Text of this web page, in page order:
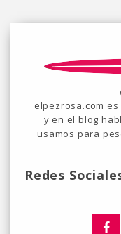
elpezrosa.com
y en el blog
usamos para
Redes